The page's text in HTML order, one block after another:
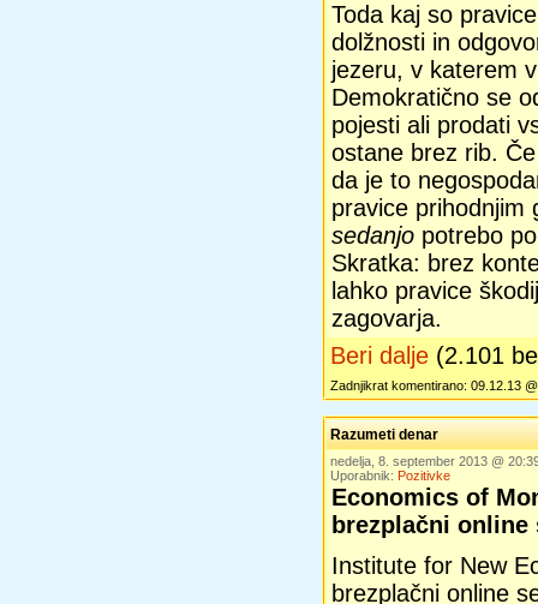
Toda kaj so
dolžnosti in
jezeru, v katerem
Demokratično se
pojesti ali prodati
ostane brez rib.
da je to
pravice prihodnjim
sedanjo potrebo
Skratka: brez
lahko pravice
zagovarja.
Beri dalje (2.101
Zadnjikrat komentirano: 09.12.13
Razumeti denar
nedelja, 8. september 2013 @
Uporabnik: Pozitivke
Economics of
brezplačni online
Institute for New
brezplačni online